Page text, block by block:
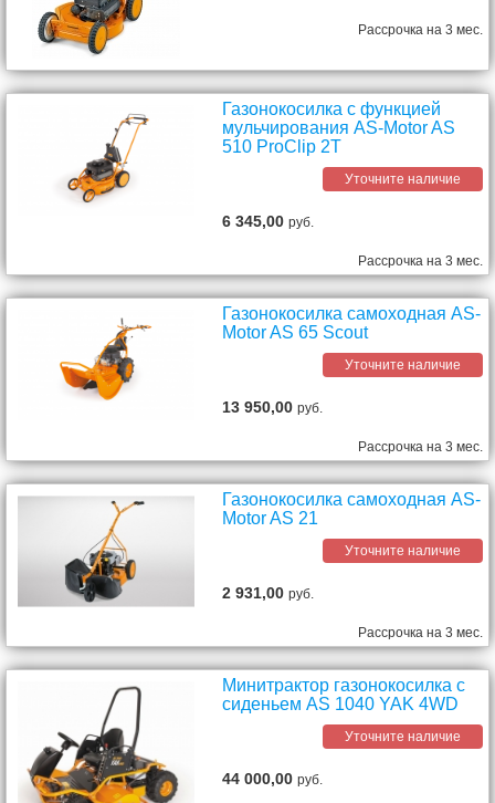
Рассрочка на 3 мес.
Газонокосилка с функцией
мульчирования AS-Motor AS
510 ProClip 2T
Уточните наличие
6 345,00руб.
Рассрочка на 3 мес.
Газонокосилка самоходная AS-
Motor AS 65 Scout
Уточните наличие
13 950,00руб.
Рассрочка на 3 мес.
Газонокосилка самоходная AS-
Motor AS 21
Уточните наличие
2 931,00руб.
Рассрочка на 3 мес.
Минитрактор газонокосилка с
сиденьем AS 1040 YAK 4WD
Уточните наличие
44 000,00руб.